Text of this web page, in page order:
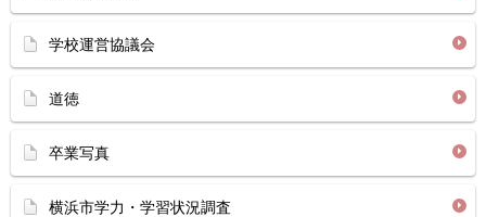
学校運営協議会
道徳
卒業写真
横浜市学力・学習状況調査